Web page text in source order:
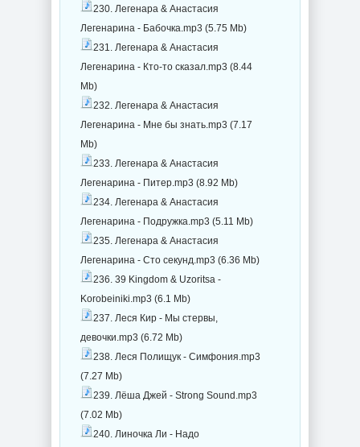
230. Легенара & Анастасия
Легенарина - Бабочка.mp3 (5.75 Mb)
231. Легенара & Анастасия
Легенарина - Кто-то сказал.mp3 (8.44
Mb)
232. Легенара & Анастасия
Легенарина - Мне бы знать.mp3 (7.17
Mb)
233. Легенара & Анастасия
Легенарина - Питер.mp3 (8.92 Mb)
234. Легенара & Анастасия
Легенарина - Подружка.mp3 (5.11 Mb)
235. Легенара & Анастасия
Легенарина - Сто секунд.mp3 (6.36 Mb)
236. 39 Kingdom & Uzoritsa -
Korobeiniki.mp3 (6.1 Mb)
237. Леся Кир - Мы стервы,
девочки.mp3 (6.72 Mb)
238. Леся Полищук - Симфония.mp3
(7.27 Mb)
239. Лёша Джей - Strong Sound.mp3
(7.02 Mb)
240. Линочка Ли - Надо